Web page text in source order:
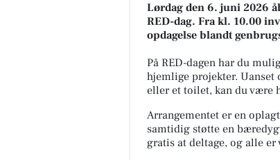
Lørdag den 6. juni 2026
RED-dag. Fra kl. 10.00
opdagelse blandt
På RED-dagen har du
hjemlige projekter. Uanset
eller et toilet, kan du være
Arrangementet er en
samtidig støtte en
gratis at deltage, og alle